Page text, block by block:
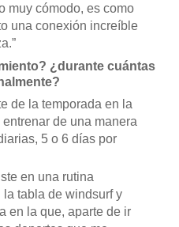
muy cómodo, es como
una conexión increíble
¿durante cuántas
de la temporada en la
de una manera
5 o 6 días por
en una rutina
tabla de windsurf y
en la que, aparte de ir